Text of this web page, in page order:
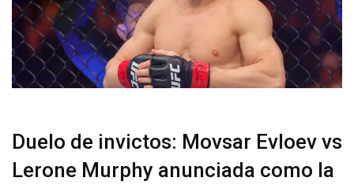
Duelo de invictos: Movsar Evloev vs
Lerone Murphy anunciada como la